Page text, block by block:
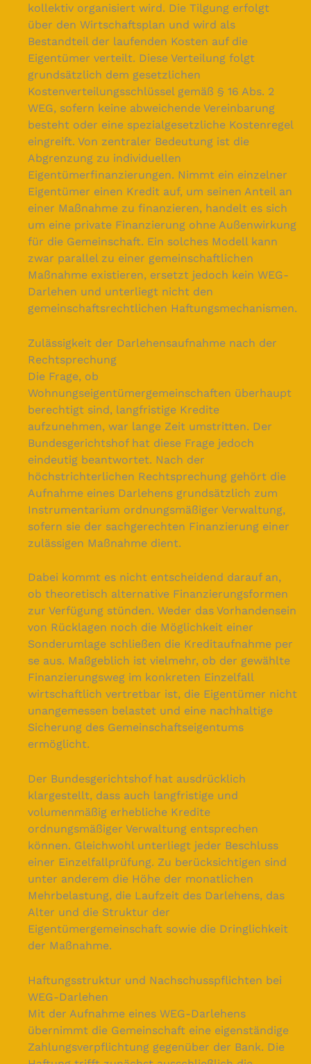
kollektiv organisiert wird. Die Tilgung erfolgt
über den Wirtschaftsplan und wird als
Bestandteil der laufenden Kosten auf die
Eigentümer verteilt. Diese Verteilung folgt
grundsätzlich dem gesetzlichen
Kostenverteilungsschlüssel gemäß § 16 Abs. 2
WEG, sofern keine abweichende Vereinbarung
besteht oder eine spezialgesetzliche Kostenregel
eingreift. Von zentraler Bedeutung ist die
Abgrenzung zu individuellen
Eigentümerfinanzierungen. Nimmt ein einzelner
Eigentümer einen Kredit auf, um seinen Anteil an
einer Maßnahme zu finanzieren, handelt es sich
um eine private Finanzierung ohne Außenwirkung
für die Gemeinschaft. Ein solches Modell kann
zwar parallel zu einer gemeinschaftlichen
Maßnahme existieren, ersetzt jedoch kein WEG-
Darlehen und unterliegt nicht den
gemeinschaftsrechtlichen Haftungsmechanismen.
Zulässigkeit der Darlehensaufnahme nach der
Rechtsprechung
Die Frage, ob
Wohnungseigentümergemeinschaften überhaupt
berechtigt sind, langfristige Kredite
aufzunehmen, war lange Zeit umstritten. Der
Bundesgerichtshof hat diese Frage jedoch
eindeutig beantwortet. Nach der
höchstrichterlichen Rechtsprechung gehört die
Aufnahme eines Darlehens grundsätzlich zum
Instrumentarium ordnungsmäßiger Verwaltung,
sofern sie der sachgerechten Finanzierung einer
zulässigen Maßnahme dient.
Dabei kommt es nicht entscheidend darauf an,
ob theoretisch alternative Finanzierungsformen
zur Verfügung stünden. Weder das Vorhandensein
von Rücklagen noch die Möglichkeit einer
Sonderumlage schließen die Kreditaufnahme per
se aus. Maßgeblich ist vielmehr, ob der gewählte
Finanzierungsweg im konkreten Einzelfall
wirtschaftlich vertretbar ist, die Eigentümer nicht
unangemessen belastet und eine nachhaltige
Sicherung des Gemeinschaftseigentums
ermöglicht.
Der Bundesgerichtshof hat ausdrücklich
klargestellt, dass auch langfristige und
volumenmäßig erhebliche Kredite
ordnungsmäßiger Verwaltung entsprechen
können. Gleichwohl unterliegt jeder Beschluss
einer Einzelfallprüfung. Zu berücksichtigen sind
unter anderem die Höhe der monatlichen
Mehrbelastung, die Laufzeit des Darlehens, das
Alter und die Struktur der
Eigentümergemeinschaft sowie die Dringlichkeit
der Maßnahme.
Haftungsstruktur und Nachschusspflichten bei
WEG-Darlehen
Mit der Aufnahme eines WEG-Darlehens
übernimmt die Gemeinschaft eine eigenständige
Zahlungsverpflichtung gegenüber der Bank. Die